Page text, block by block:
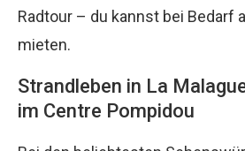
Radtour – du kannst bei Bedarf
mieten.
Strandleben in La
im Centre Pompidou